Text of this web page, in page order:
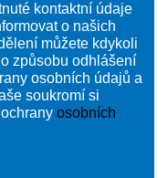
kontaktní údaje
o našich
můžete kdykoli
způsobu odhlášení
osobních údajů a
soukromí si
osobních